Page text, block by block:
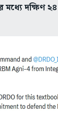
দক্ষিণ